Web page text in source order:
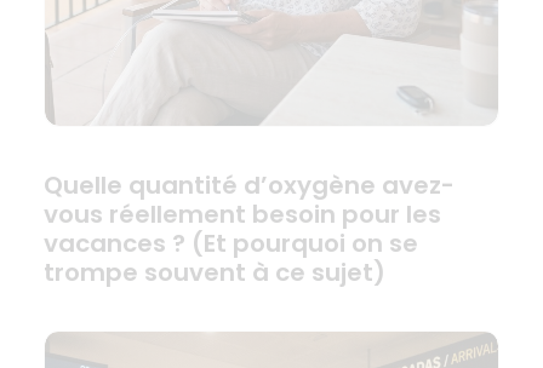
Quelle quantité d’oxygène avez-
vous réellement besoin pour les
vacances ? (Et pourquoi on se
trompe souvent à ce sujet)